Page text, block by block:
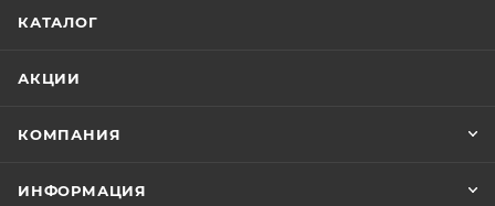
КАТАЛОГ
АКЦИИ
КОМПАНИЯ
ИНФОРМАЦИЯ